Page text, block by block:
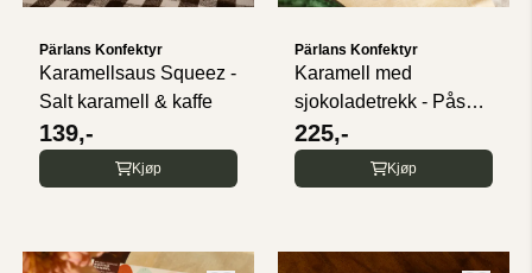
Pärlans Konfektyr
Karamellsaus Squeez -
Salt karamell & kaffe
139,-
Kjøp
Pärlans Konfektyr
Karamell med
sjokoladetrekk - Påske
- 9 biter
225,-
Kjøp